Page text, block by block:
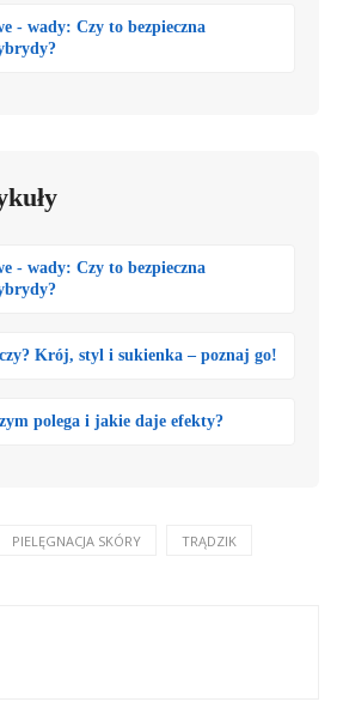
- wady: Czy to bezpieczna
- wady: Czy to bezpieczna
Krój, styl i sukienka – poznaj go!
polega i jakie daje efekty?
PIELĘGNACJA SKÓRY TRĄDZIK